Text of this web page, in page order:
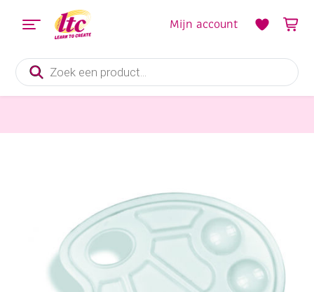
Producten
zoeken
Mijn account